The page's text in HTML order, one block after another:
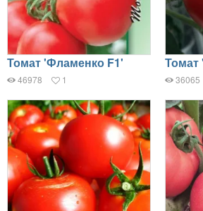
Томат 'Фламенко F1'
46978 1
Томат
36065